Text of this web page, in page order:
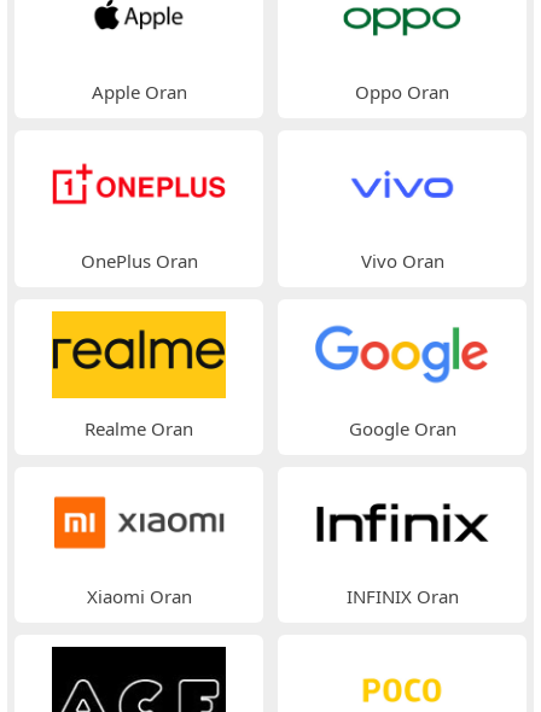
Apple Oran Oppo Oran
OnePlus Oran Vivo Oran
Realme Oran Google Oran
Xiaomi Oran INFINIX Oran